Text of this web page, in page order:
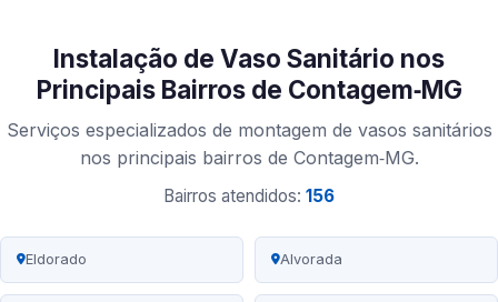
Instalação de Vaso Sanitário nos
Principais Bairros de Contagem‑MG
Serviços especializados de montagem de vasos sanitários
nos principais bairros de Contagem‑MG.
Bairros atendidos: 156
Eldorado Alvorada